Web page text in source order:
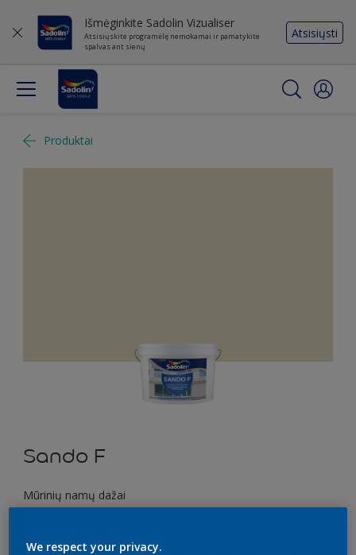
Išmėginkite Sadolin Vizualiser
Atsisiųskite programėlę nemokamai ir pamatykite
spalvas ant sienų
Atsisiųsti
Produktai
Sando F
Mūrinių namų dažai
We respect your privacy.